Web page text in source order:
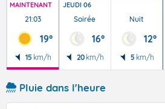
MAINTENANT
21:03
19°
15 km/h
JEUDI 06
Soirée
16°
20 km/h
Nuit
12°
5 km/h
Pluie dans l'heure